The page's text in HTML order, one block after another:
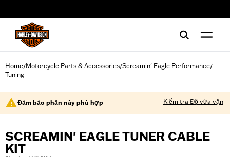
Home/Motorcycle Parts & Accessories/Screamin' Eagle Performance/
Tuning
Đảm bảo phần này phù hợp Kiểm tra Độ vừa vặn
SCREAMIN' EAGLE TUNER CABLE
KIT